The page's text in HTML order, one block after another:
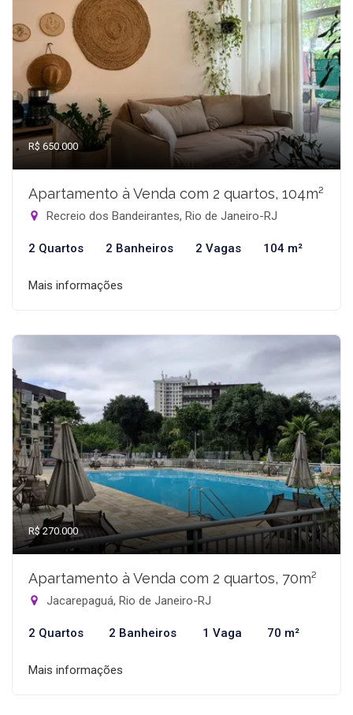
R$ 650.000
Apartamento à Venda com 2 quartos, 104m²
Recreio dos Bandeirantes, Rio de Janeiro-RJ
2 Quartos 2 Banheiros 2 Vagas 104 m²
Mais informações
R$ 270.000
Apartamento à Venda com 2 quartos, 70m²
Jacarepaguá, Rio de Janeiro-RJ
2 Quartos 2 Banheiros 1 Vaga 70 m²
Mais informações